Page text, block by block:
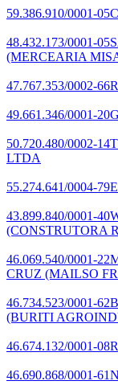
59.386.910/0001-05
48.432.173/0001-05
(MERCEARIA
47.767.353/0002-66
49.661.346/0001-20
50.720.480/0002-14
LTDA
55.274.641/0004-79
43.899.840/0001-40
(CONSTRUTORA
46.069.540/0001-22
CRUZ (MAILSO
46.734.523/0001-62
(BURITI
46.674.132/0001-08
46.690.868/0001-61